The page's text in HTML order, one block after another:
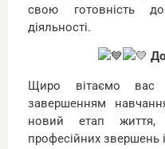
свою готовність до
діяльності.
Щиро вітаємо
завершенням
новий етап життя,
професійних звершень